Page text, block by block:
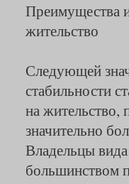
Преимущества
жительство
Следующей
стабильности
на жительство,
значительно
Владельцы
большинством